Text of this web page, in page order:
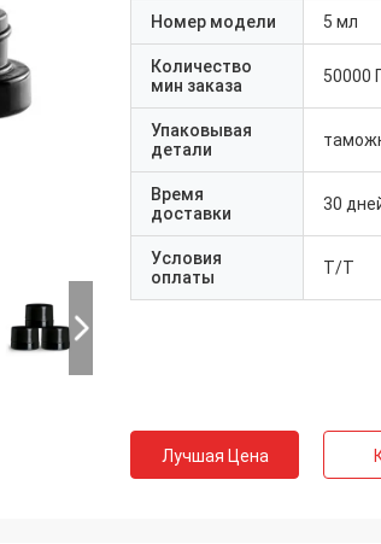
Номер модели 5 мл
Количество
мин заказа
50000
Упаковывая
детали
Время
доставки
30
Условия
оплаты
T/T
Лучшая Цена